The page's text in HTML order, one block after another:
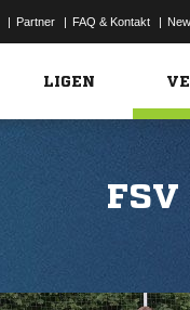
| Partner | FAQ & Kontakt |
LIGEN
FSV